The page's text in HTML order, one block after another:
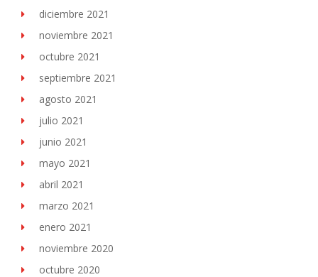
diciembre 2021
noviembre 2021
octubre 2021
septiembre 2021
agosto 2021
julio 2021
junio 2021
mayo 2021
abril 2021
marzo 2021
enero 2021
noviembre 2020
octubre 2020